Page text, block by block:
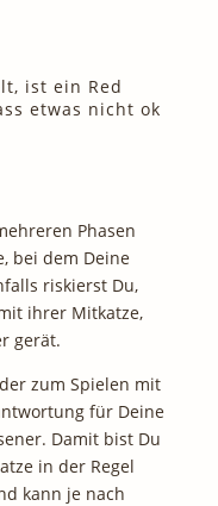
ist ein Red
etwas nicht ok
Phasen
bei dem Deine
riskierst Du,
ihrer Mitkatze,
gerät.
zum Spielen mit
für Deine
Damit bist Du
in der Regel
kann je nach